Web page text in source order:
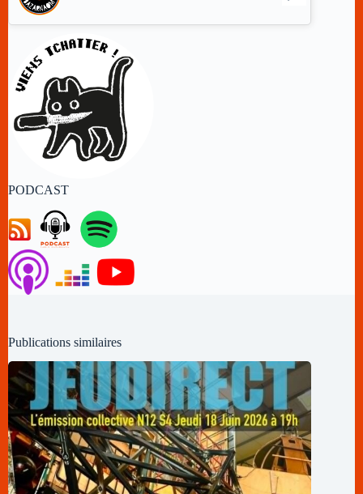
PODCAST
Publications similaires